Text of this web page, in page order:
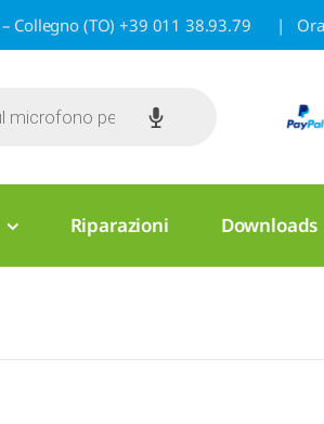
– Collegno (TO) +39 011 38.93.79 |
Riparazioni Downloads